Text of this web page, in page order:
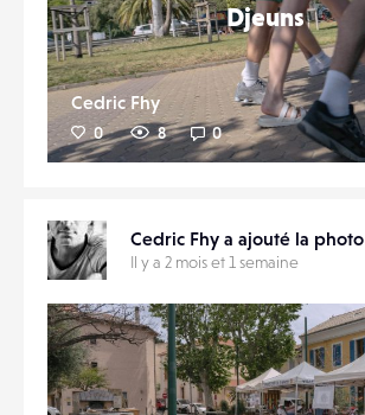
Djeuns
Cedric Fhy
0 8 0
Cedric Fhy a ajouté la photo
Il y a 2 mois et 1 semaine